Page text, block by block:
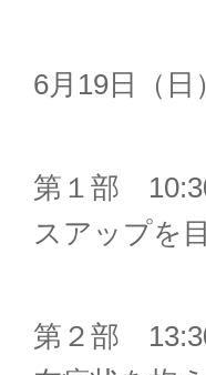
6月 19日（日）
第１部
スアップ
第２部